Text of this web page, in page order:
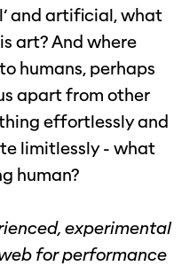
and artificial, what
art? And where
humans, perhaps
apart from other
effortlessly and
limitlessly - what
human?
experimental
for performance